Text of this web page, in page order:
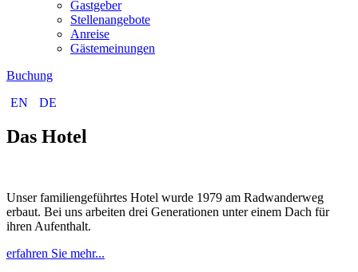
Gastgeber
Stellenangebote
Anreise
Gästemeinungen
Buchung
EN
DE
Das Hotel
Unser familiengeführtes Hotel wurde 1979 am Radwanderweg
erbaut. Bei uns arbeiten drei Generationen unter einem Dach für
ihren Aufenthalt.
erfahren Sie mehr...